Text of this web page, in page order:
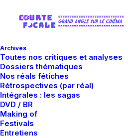
Archives
Toutes nos critiques et analyses
Dossiers thématiques
Nos réals fétiches
Rétrospectives (par réal)
Intégrales : les sagas
DVD / BR
Making of
Festivals
Entretiens